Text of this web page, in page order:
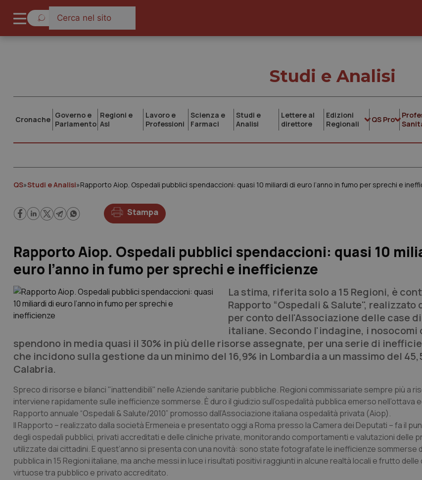
Studi e Analisi
Cronache Governo e
Parlamento
Regioni e
Asl
Lavoro e
Professioni
Scienza e
Farmaci
Studi e
Analisi
Lettere al
direttore
Edizioni
Regionali
QS Pro
QS»Studi e Analisi»Rapporto Aiop. Ospedali pubblici spendaccioni: quasi 10 miliardi di euro l’anno in fumo per sprechi e
Stampa
Rapporto Aiop. Ospedali pubblici spendaccioni: quasi 10
euro l’anno in fumo per sprechi e inefficienze
La stima, riferita solo a 15 Regioni, è
Rapporto “Ospedali & Salute", realizzato
per conto dell'Associazione delle case
italiane. Secondo l'indagine, i nosocomi
spendono in media quasi il 30% in più delle risorse assegnate, per una serie di
che incidono sulla gestione da un minimo del 16,9% in Lombardia a un massimo del
Calabria.
Spreco di risorse e bilanci "inattendibili" nelle Aziende sanitarie pubbliche. Regioni commissariate sempre più a
interviene rapidamente sulle inefficienze sommerse. È duro il giudizio sull’ospedalità pubblica emerso nell’ottava
Rapporto annuale “Ospedali & Salute/2010” promosso dall’Associazione italiana ospedalità privata (Aiop).
Il Rapporto – realizzato dalla società Ermeneia e presentato oggi a Roma presso la Camera dei Deputati – fa il
degli ospedali pubblici, privati accreditati e delle cliniche private, monitorando comportamenti e valutazioni delle
utilizzate dai cittadini. E quest’anno si presenta con una novità: sono state fotografate le inefficienze sommerse
pubblica in 15 Regioni italiane, ma anche messi in luce i risultati positivi raggiunti in alcune realtà locali e frutto
virtuose tra pubblico e privato accreditato.